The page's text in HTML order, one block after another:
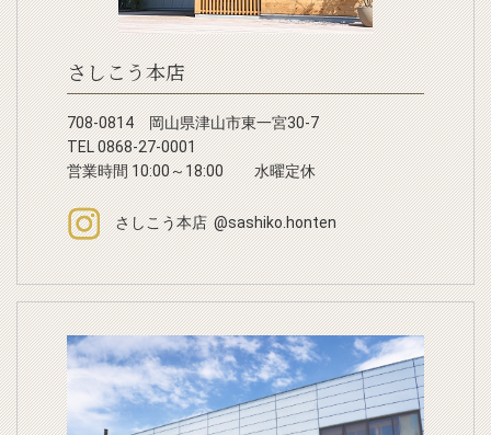
さしこう本店
708-0814 岡山県津山市東一宮30-7
TEL 0868-27-0001
営業時間 10:00～18:00 水曜定休
さしこう本店 @sashiko.honten